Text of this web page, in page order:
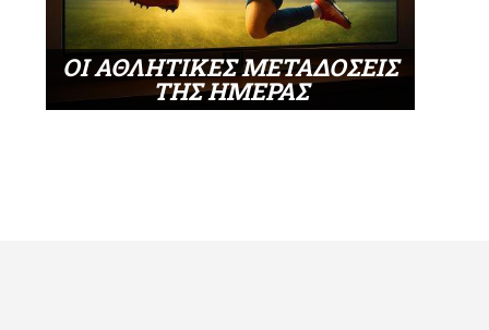
ΟΙ ΑΘΛΗΤΙΚΕΣ ΜΕΤΑΔΟΣΕΙΣ
ΤΗΣ ΗΜΕΡΑΣ